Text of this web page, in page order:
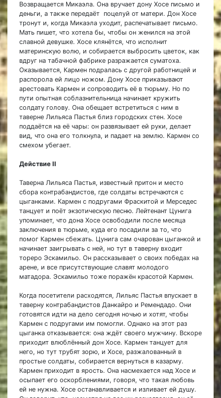
Возвращается Микаэла. Она вручает дону Хосе письмо и
деньги, а также передаёт поцелуй от матери. Дон Хосе
тронут и, когда Микаэла уходит, распечатывает письмо.
Мать пишет, что хотела бы, чтобы он женился на этой
славной девушке. Хосе клянётся, что исполнит
материнскую волю, и собирается выбросить цветок, как
вдруг на табачной фабрике разражается суматоха.
Оказывается, Кармен подралась с другой работницей и
распорола ей лицо ножом. Дону Хосе приказывают
арестовать Кармен и сопроводить её в тюрьму. Но по
пути опытная соблазнительница начинает кружить
солдату голову. Она обещает встретиться с ним в
таверне Лильяса Пастья близ городских стен. Хосе
поддаётся на её чары: он развязывает ей руки, делает
вид, что она его толкнула, и падает на землю. Кармен со
смехом убегает.
Действие II
Таверна Лильяса Пастья, известный притон и место
сбора контрабандистов, где солдаты встречаются с
цыганками. Кармен с подругами Фраскитой и Мерседес
танцует и поёт экзотическую песню. Лейтенант Цунига
упоминает, что дона Хосе освободили после месяца
заключения в тюрьме, куда его посадили за то, что
помог Кармен сбежать. Цунига сам очарован цыганкой и
начинает заигрывать с ней, но тут в таверну входит
тореро Эскамильо. Он рассказывает о своих победах на
арене, и все присутствующие славят молодого
матадора. Эскамильо тоже поражён красотой Кармен.
Когда посетители расходятся, Лильяс Пастья впускает в
таверну контрабандистов Данкайро и Ремендадо. Они
готовятся идти на дело сегодня ночью и хотят, чтобы
Кармен с подругами им помогли. Однако на этот раз
цыганка отказывается: она ждёт своего мужчину. Вскоре
приходит влюблённый дон Хосе. Кармен танцует для
него, но тут трубят зорю, и Хосе, разжалованный в
простые солдаты, собирается вернуться в казарму.
Кармен приходит в ярость. Она насмехается над Хосе и
осыпает его оскорблениями, говоря, что такая любовь
ей не нужна. Хосе останавливается и изливает ей душу.